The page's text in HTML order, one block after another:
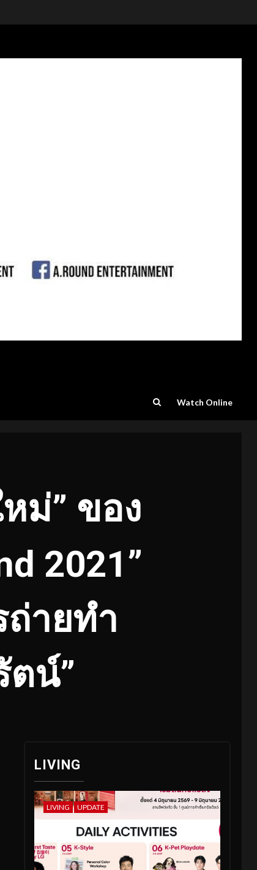
Watch Online
ม่” ของ
2021”
ายทำ
น์”
LIVING
LIVING UPDATE